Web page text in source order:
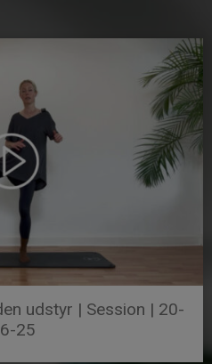
udstyr | Session | 20-
25